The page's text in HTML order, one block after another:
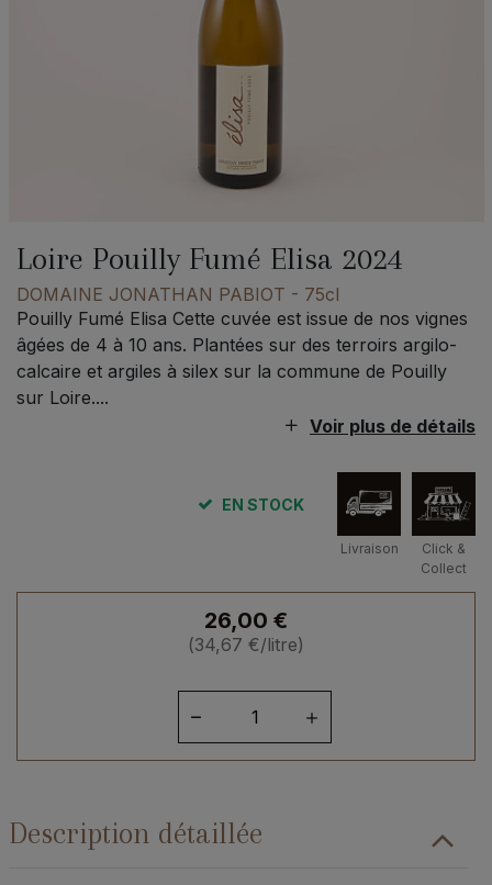
Loire Pouilly Fumé Elisa 2024
DOMAINE JONATHAN PABIOT - 75cl
Pouilly Fumé Elisa Cette cuvée est issue de nos vignes
âgées de 4 à 10 ans. Plantées sur des terroirs argilo-
calcaire et argiles à silex sur la commune de Pouilly
sur Loire....
Voir plus de détails
EN STOCK
Livraison
Click &
Collect
26,00 €
(34,67 €/litre)
Loire
Elisa
Description détaillée